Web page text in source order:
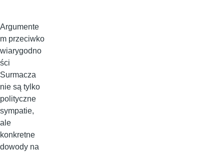
Argumente
m przeciwko
wiarygodno
ści
Surmacza
nie są tylko
polityczne
sympatie,
ale
konkretne
dowody na